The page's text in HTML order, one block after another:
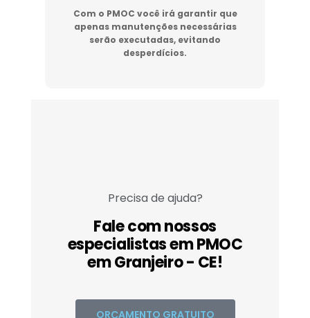
Com o PMOC você irá garantir que
apenas manutenções necessárias
serão executadas, evitando
desperdícios.
Precisa de ajuda?
Fale com nossos
especialistas em PMOC
em Granjeiro - CE!
ORÇAMENTO GRATUITO